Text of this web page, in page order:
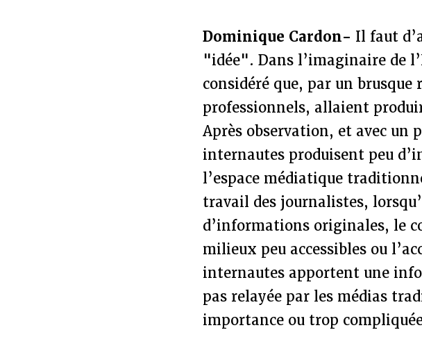
Dominique Cardon- Il faut
"idée". Dans l’imaginaire de
considéré que, par un
professionnels, allaient
Après observation, et avec un
internautes produisent peu
l’espace médiatique
travail des journalistes,
d’informations originales, le
milieux peu accessibles ou
internautes apportent une
pas relayée par les médias
importance ou trop